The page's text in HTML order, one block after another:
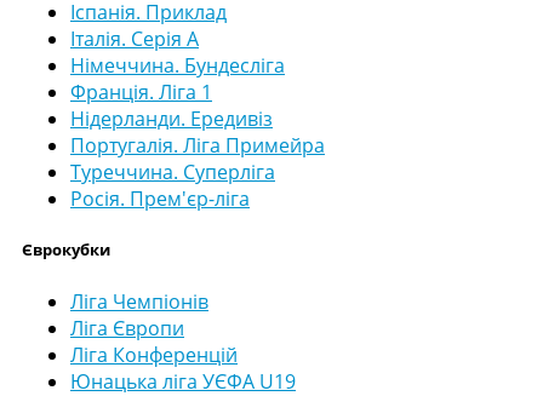
Іспанія. Приклад
Італія. Серія А
Німеччина. Бундесліга
Франція. Ліга 1
Нідерланди. Ередивіз
Португалія. Ліга Примейра
Туреччина. Суперліга
Росія. Прем'єр-ліга
Єврокубки
Ліга Чемпіонів
Ліга Європи
Ліга Конференцій
Юнацька ліга УЄФА U19